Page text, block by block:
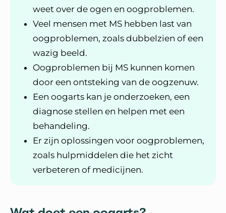
weet over de ogen en oogproblemen.
Veel mensen met MS hebben last van
oogproblemen, zoals dubbelzien of een
wazig beeld.
Oogproblemen bij MS kunnen komen
door een ontsteking van de oogzenuw.
Een oogarts kan je onderzoeken, een
diagnose stellen en helpen met een
behandeling.
Er zijn oplossingen voor oogproblemen,
zoals hulpmiddelen die het zicht
verbeteren of medicijnen.